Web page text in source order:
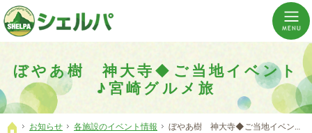
ぼやあ樹 神大寺◆ご当地イベント
♪宮崎グルメ旅
介護の「通い・泊まり・訪問」から必要なものだけをご提供。介護のことならシェルパへ。
横浜市神奈川区 事業所数No,1の小規模多機能型居宅介護ぼやあ樹
ホーム
お知らせ 各施設のイベント情報 ぼやあ樹 神大寺◆ご当地イベント♪宮崎グルメ旅